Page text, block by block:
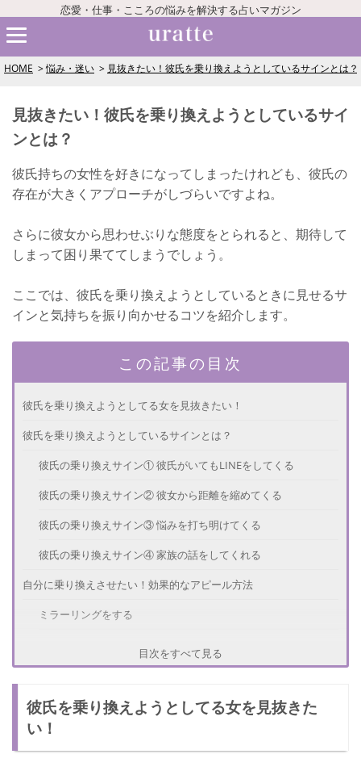
恋愛・仕事・こころの悩みを解決する占いマガジン
HOME 悩み・迷い 見抜きたい！彼氏を乗り換えようとしているサインとは？
見抜きたい！彼氏を乗り換えようとしているサイ
ンとは？
彼氏持ちの女性を好きになってしまったけれども、彼氏の
存在が大きくアプローチがしづらいですよね。
さらに彼女から思わせぶりな態度をとられると、期待して
しまって困り果ててしまうでしょう。
ここでは、彼氏を乗り換えようとしているときに見せるサ
インと気持ちを振り向かせるコツを紹介します。
この記事の目次
彼氏を乗り換えようとしてる女を見抜きたい！
彼氏を乗り換えようとしているサインとは？
彼氏の乗り換えサイン① 彼氏がいてもLINEをしてくる
彼氏の乗り換えサイン② 彼女から距離を縮めてくる
彼氏の乗り換えサイン③ 悩みを打ち明けてくる
彼氏の乗り換えサイン④ 家族の話をしてくれる
自分に乗り換えさせたい！効果的なアピール方法
ミラーリングをする
2人きりでご飯に誘う
彼氏持ち女性の注意点とは？
目次をすべて見る
彼氏を乗り換えようとしてる女を見抜きた
い！